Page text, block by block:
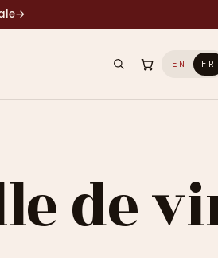
→
EN FR
de